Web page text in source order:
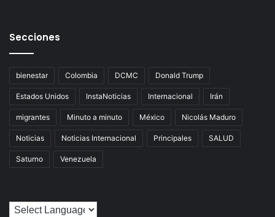
Secciones
bienestar Colombia DCMC Donald Trump
Estados Unidos InstaNoticias Internacional Irán
migrantes Minuto a minuto México Nicolás Maduro
Noticias Noticias Internacional Principales SALUD
Saturno Venezuela